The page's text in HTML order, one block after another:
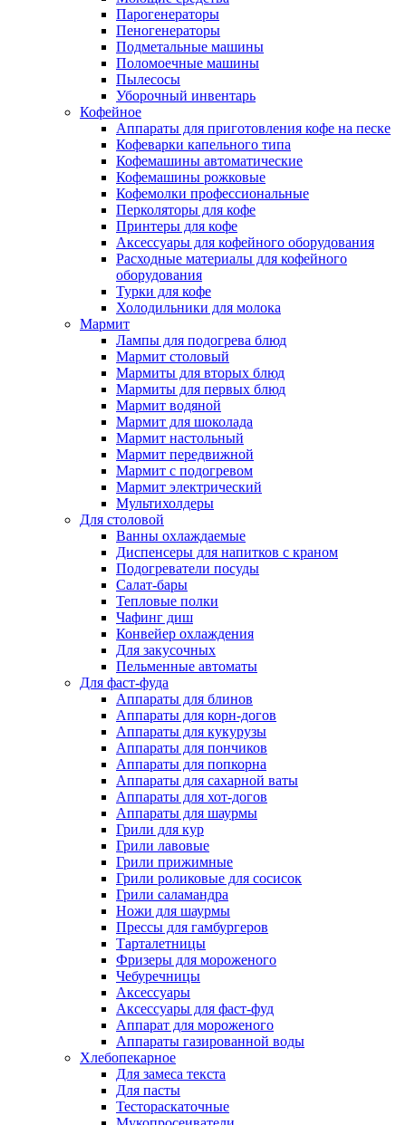
Парогенераторы
Пеногенераторы
Подметальные машины
Поломоечные машины
Пылесосы
Уборочный инвентарь
Кофейное
Аппараты для приготовления кофе на песке
Кофеварки капельного типа
Кофемашины автоматические
Кофемашины рожковые
Кофемолки профессиональные
Перколяторы для кофе
Принтеры для кофе
Аксессуары для кофейного оборудования
Расходные материалы для кофейного
оборудования
Турки для кофе
Холодильники для молока
Мармит
Лампы для подогрева блюд
Мармит столовый
Мармиты для вторых блюд
Мармиты для первых блюд
Мармит водяной
Мармит для шоколада
Мармит настольный
Мармит передвижной
Мармит с подогревом
Мармит электрический
Мультихолдеры
Для столовой
Ванны охлаждаемые
Диспенсеры для напитков с краном
Подогреватели посуды
Салат-бары
Тепловые полки
Чафинг диш
Конвейер охлаждения
Для закусочных
Пельменные автоматы
Для фаст-фуда
Аппараты для блинов
Аппараты для корн-догов
Аппараты для кукурузы
Аппараты для пончиков
Аппараты для попкорна
Аппараты для сахарной ваты
Аппараты для хот-догов
Аппараты для шаурмы
Грили для кур
Грили лавовые
Грили прижимные
Грили роликовые для сосисок
Грили саламандра
Ножи для шаурмы
Прессы для гамбургеров
Тарталетницы
Фризеры для мороженого
Чебуречницы
Аксессуары
Аксессуары для фаст-фуд
Аппарат для мороженого
Аппараты газированной воды
Хлебопекарное
Для замеса текста
Для пасты
Тестораскаточные